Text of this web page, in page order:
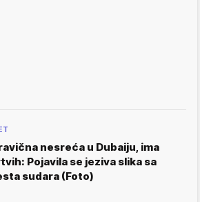
nesreća u Dubaiju, ima
Pojavila se jeziva slika sa
sudara (Foto)